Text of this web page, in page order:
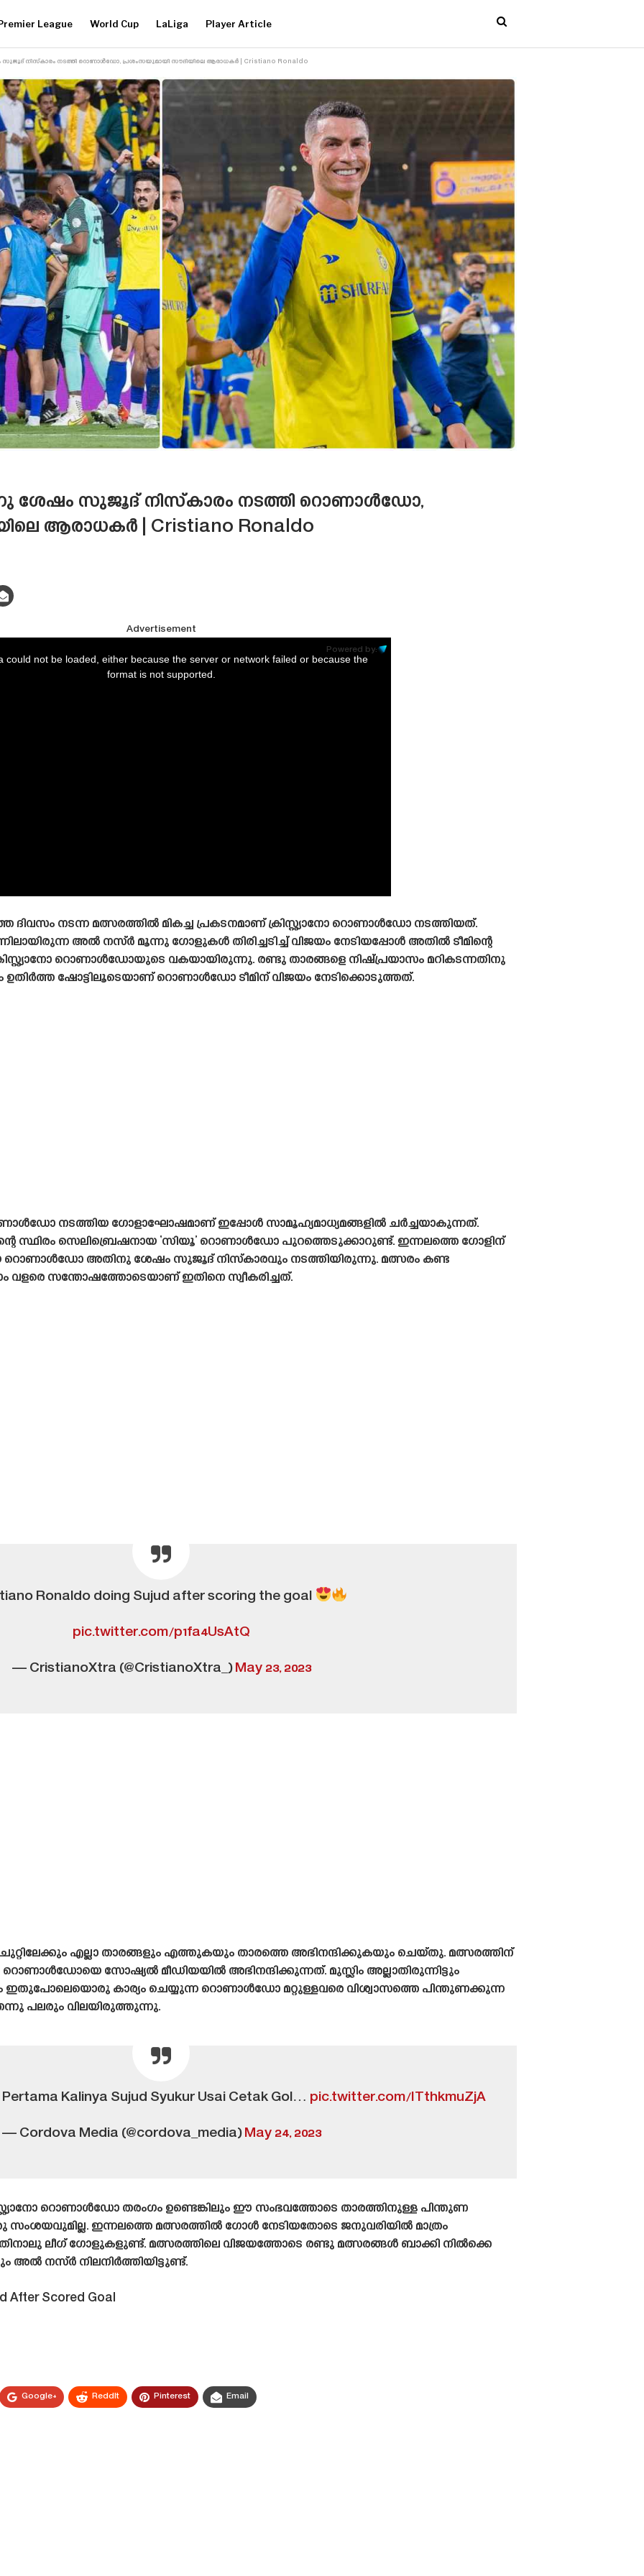
League World Cup LaLiga Player Article
നിസ്‌കാരം നടത്തി റൊണാൾഡോ, പ്രശംസയുമായി സൗദിയിലെ ആരാധകർ | Cristiano Ronaldo
ശേഷം സുജൂദ് നിസ്‌കാരം നടത്തി റൊണാൾഡോ,
ആരാധകർ | Cristiano Ronaldo
Advertisement
Powered by:
could not be loaded, either because the server or network failed or because the
format is not supported.
നടന്ന മത്സരത്തിൽ മികച്ച പ്രകടനമാണ് ക്രിസ്റ്റ്യാനോ റൊണാൾഡോ നടത്തിയത്.
അൽ നസ്ർ മൂന്നു ഗോളുകൾ തിരിച്ചടിച്ച് വിജയം നേടിയപ്പോൾ അതിൽ ടീമിന്റെ
റൊണാൾഡോയുടെ വകയായിരുന്നു. രണ്ടു താരങ്ങളെ നിഷ്പ്രയാസം മറികടന്നതിനു
ഷോട്ടിലൂടെയാണ് റൊണാൾഡോ ടീമിന് വിജയം നേടിക്കൊടുത്തത്.
നടത്തിയ ഗോളാഘോഷമാണ് ഇപ്പോൾ സാമൂഹ്യമാധ്യമങ്ങളിൽ ചർച്ചയാകുന്നത്.
സ്ഥിരം സെലിബ്രെഷനായ ‘സിയൂ’ റൊണാൾഡോ പുറത്തെടുക്കാറുണ്ട്. ഇന്നലത്തെ ഗോളിന്
റൊണാൾഡോ അതിനു ശേഷം സുജൂദ് നിസ്‌കാരവും നടത്തിയിരുന്നു. മത്സരം കണ്ട
വളരെ സന്തോഷത്തോടെയാണ് ഇതിനെ സ്വീകരിച്ചത്.
Ronaldo doing Sujud after scoring the goal
pic.twitter.com/p1fa4UsAtQ
— CristianoXtra (@CristianoXtra_)May 23, 2023
എല്ലാ താരങ്ങളും എത്തുകയും താരത്തെ അഭിനന്ദിക്കുകയും ചെയ്‌തു. മത്സരത്തിന്
റൊണാൾഡോയെ സോഷ്യൽ മീഡിയയിൽ അഭിനന്ദിക്കുന്നത്. മുസ്ലിം അല്ലാതിരുന്നിട്ടും
ഇതുപോലെയൊരു കാര്യം ചെയ്യുന്ന റൊണാൾഡോ മറ്റുള്ളവരെ വിശ്വാസത്തെ പിന്തുണക്കുന്ന
പലരും വിലയിരുത്തുന്നു.
Kalinya Sujud Syukur Usai Cetak Gol… pic.twitter.com/ITthkmuZjA
— Cordova Media (@cordova_media)May 24, 2023
റൊണാൾഡോ തരംഗം ഉണ്ടെങ്കിലും ഈ സംഭവത്തോടെ താരത്തിനുള്ള പിന്തുണ
സംശയവുമില്ല. ഇന്നലത്തെ മത്സരത്തിൽ ഗോൾ നേടിയതോടെ ജനുവരിയിൽ മാത്രം
പതിനാലു ലീഗ് ഗോളുകളുണ്ട്. മത്സരത്തിലെ വിജയത്തോടെ രണ്ടു മത്സരങ്ങൾ ബാക്കി നിൽക്കെ
അൽ നസ്ർ നിലനിർത്തിയിട്ടുണ്ട്.
After Scored Goal
Google+ ReddIt Pinterest Email